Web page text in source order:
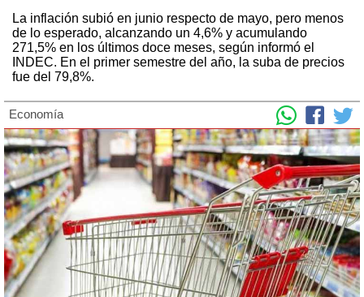
La inflación subió en junio respecto de mayo, pero menos
de lo esperado, alcanzando un 4,6% y acumulando
271,5% en los últimos doce meses, según informó el
INDEC. En el primer semestre del año, la suba de precios
fue del 79,8%.
Economía